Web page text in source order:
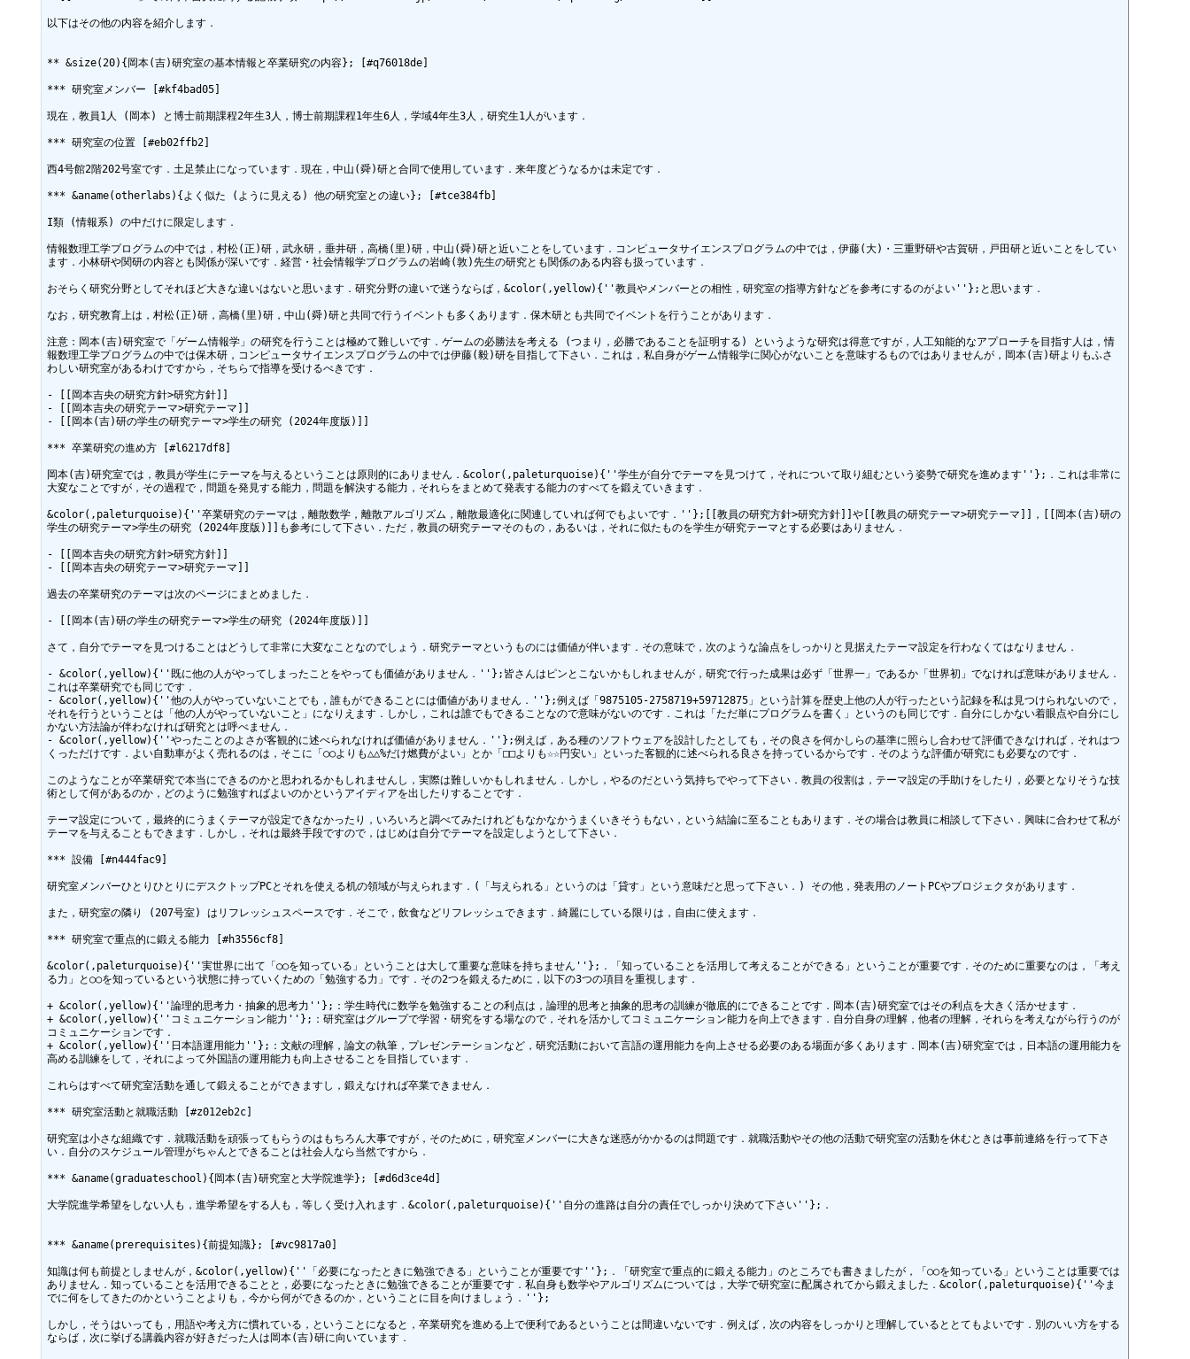
以下はその他の内容を紹介します．
** &size(20){岡本(吉)研究室の基本情報と卒業研究の内容}; [#q76018de]
*** 研究室メンバー [#kf4bad05]
現在，教員1人 (岡本) と博士前期課程2年生3人，博士前期課程1年生6人，学域4年生3人，研究生1人がいます．
*** 研究室の位置 [#eb02ffb2]
西4号館2階202号室です．土足禁止になっています．現在，中山(舜)研と合同で使用しています．来年度どうなるかは未定です．
*** &aname(otherlabs){よく似た (ように見える) 他の研究室との違い}; [#tce384fb]
I類 (情報系) の中だけに限定します．
情報数理工学プログラムの中では，村松(正)研，武永研，垂井研，高橋(里)研，中山(舜)研と近いことをしています．コンピュータサイエンスプログラムの中では，伊藤(大)・三重野研や古賀研，戸田研と近いことをしてい
ます．小林研や関研の内容とも関係が深いです．経営・社会情報学プログラムの岩崎(敦)先生の研究とも関係のある内容も扱っています．
おそらく研究分野としてそれほど大きな違いはないと思います．研究分野の違いで迷うならば，&color(,yellow){''教員やメンバーとの相性，研究室の指導方針などを参考にするのがよい''};と思います．
なお，研究教育上は，村松(正)研，高橋(里)研，中山(舜)研と共同で行うイベントも多くあります．保木研とも共同でイベントを行うことがあります．
注意：岡本(吉)研究室で「ゲーム情報学」の研究を行うことは極めて難しいです．ゲームの必勝法を考える (つまり，必勝であることを証明する) というような研究は得意ですが，人工知能的なアプローチを目指す人は，情
報数理工学プログラムの中では保木研，コンピュータサイエンスプログラムの中では伊藤(毅)研を目指して下さい．これは，私自身がゲーム情報学に関心がないことを意味するものではありませんが，岡本(吉)研よりもふさ
わしい研究室があるわけですから，そちらで指導を受けるべきです．
- [[岡本吉央の研究方針>研究方針]]
- [[岡本吉央の研究テーマ>研究テーマ]]
- [[岡本(吉)研の学生の研究テーマ>学生の研究 (2024年度版)]]
*** 卒業研究の進め方 [#l6217df8]
岡本(吉)研究室では，教員が学生にテーマを与えるということは原則的にありません．&color(,paleturquoise){''学生が自分でテーマを見つけて，それについて取り組むという姿勢で研究を進めます''};．これは非常に
大変なことですが，その過程で，問題を発見する能力，問題を解決する能力，それらをまとめて発表する能力のすべてを鍛えていきます．
&color(,paleturquoise){''卒業研究のテーマは，離散数学，離散アルゴリズム，離散最適化に関連していれば何でもよいです．''};[[教員の研究方針>研究方針]]や[[教員の研究テーマ>研究テーマ]]，[[岡本(吉)研の
学生の研究テーマ>学生の研究 (2024年度版)]]も参考にして下さい．ただ，教員の研究テーマそのもの，あるいは，それに似たものを学生が研究テーマとする必要はありません．
- [[岡本吉央の研究方針>研究方針]]
- [[岡本吉央の研究テーマ>研究テーマ]]
過去の卒業研究のテーマは次のページにまとめました．
- [[岡本(吉)研の学生の研究テーマ>学生の研究 (2024年度版)]]
さて，自分でテーマを見つけることはどうして非常に大変なことなのでしょう．研究テーマというものには価値が伴います．その意味で，次のような論点をしっかりと見据えたテーマ設定を行わなくてはなりません．
- &color(,yellow){''既に他の人がやってしまったことをやっても価値がありません．''};皆さんはピンとこないかもしれませんが，研究で行った成果は必ず「世界一」であるか「世界初」でなければ意味がありません．
これは卒業研究でも同じです．
- &color(,yellow){''他の人がやっていないことでも，誰もができることには価値がありません．''};例えば「9875105-2758719+59712875」という計算を歴史上他の人が行ったという記録を私は見つけられないので，
それを行うということは「他の人がやっていないこと」になりえます．しかし，これは誰でもできることなので意味がないのです．これは「ただ単にプログラムを書く」というのも同じです．自分にしかない着眼点や自分にし
かない方法論が伴わなければ研究とは呼べません．
- &color(,yellow){''やったことのよさが客観的に述べられなければ価値がありません．''};例えば，ある種のソフトウェアを設計したとしても，その良さを何かしらの基準に照らし合わせて評価できなければ，それはつ
くっただけです．よい自動車がよく売れるのは，そこに「○○よりも△△%だけ燃費がよい」とか「□□よりも☆☆円安い」といった客観的に述べられる良さを持っているからです．そのような評価が研究にも必要なのです．
このようなことが卒業研究で本当にできるのかと思われるかもしれませんし，実際は難しいかもしれません．しかし，やるのだという気持ちでやって下さい．教員の役割は，テーマ設定の手助けをしたり，必要となりそうな技
術として何があるのか，どのように勉強すればよいのかというアイディアを出したりすることです．
テーマ設定について，最終的にうまくテーマが設定できなかったり，いろいろと調べてみたけれどもなかなかうまくいきそうもない，という結論に至ることもあります．その場合は教員に相談して下さい．興味に合わせて私が
テーマを与えることもできます．しかし，それは最終手段ですので，はじめは自分でテーマを設定しようとして下さい．
*** 設備 [#n444fac9]
研究室メンバーひとりひとりにデスクトップPCとそれを使える机の領域が与えられます．(「与えられる」というのは「貸す」という意味だと思って下さい．) その他，発表用のノートPCやプロジェクタがあります．
また，研究室の隣り (207号室) はリフレッシュスペースです．そこで，飲食などリフレッシュできます．綺麗にしている限りは，自由に使えます．
*** 研究室で重点的に鍛える能力 [#h3556cf8]
&color(,paleturquoise){''実世界に出て「○○を知っている」ということは大して重要な意味を持ちません''};．「知っていることを活用して考えることができる」ということが重要です．そのために重要なのは，「考え
る力」と○○を知っているという状態に持っていくための「勉強する力」です．その2つを鍛えるために，以下の3つの項目を重視します．
+ &color(,yellow){''論理的思考力・抽象的思考力''};：学生時代に数学を勉強することの利点は，論理的思考と抽象的思考の訓練が徹底的にできることです．岡本(吉)研究室ではその利点を大きく活かせます．
+ &color(,yellow){''コミュニケーション能力''};：研究室はグループで学習・研究をする場なので，それを活かしてコミュニケーション能力を向上できます．自分自身の理解，他者の理解，それらを考えながら行うのが
コミュニケーションです．
+ &color(,yellow){''日本語運用能力''};：文献の理解，論文の執筆，プレゼンテーションなど，研究活動において言語の運用能力を向上させる必要のある場面が多くあります．岡本(吉)研究室では，日本語の運用能力を
高める訓練をして，それによって外国語の運用能力も向上させることを目指しています．
これらはすべて研究室活動を通して鍛えることができますし，鍛えなければ卒業できません．
*** 研究室活動と就職活動 [#z012eb2c]
研究室は小さな組織です．就職活動を頑張ってもらうのはもちろん大事ですが，そのために，研究室メンバーに大きな迷惑がかかるのは問題です．就職活動やその他の活動で研究室の活動を休むときは事前連絡を行って下さ
い．自分のスケジュール管理がちゃんとできることは社会人なら当然ですから．
*** &aname(graduateschool){岡本(吉)研究室と大学院進学}; [#d6d3ce4d]
大学院進学希望をしない人も，進学希望をする人も，等しく受け入れます．&color(,paleturquoise){''自分の進路は自分の責任でしっかり決めて下さい''};．
*** &aname(prerequisites){前提知識}; [#vc9817a0]
知識は何も前提としませんが，&color(,yellow){''「必要になったときに勉強できる」ということが重要です''};．「研究室で重点的に鍛える能力」のところでも書きましたが，「○○を知っている」ということは重要では
ありません．知っていることを活用できることと，必要になったときに勉強できることが重要です．私自身も数学やアルゴリズムについては，大学で研究室に配属されてから鍛えました．&color(,paleturquoise){''今ま
でに何をしてきたのかということよりも，今から何ができるのか，ということに目を向けましょう．''};
しかし，そうはいっても，用語や考え方に慣れている，ということになると，卒業研究を進める上で便利であるということは間違いないです．例えば，次の内容をしっかりと理解しているととてもよいです．別のいい方をする
ならば，次に挙げる講義内容が好きだった人は岡本(吉)研に向いています．